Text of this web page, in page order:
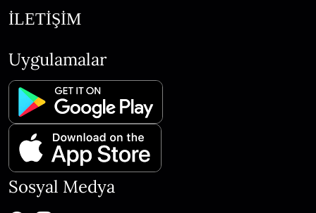
İLETİŞİM
Uygulamalar
Sosyal Medya